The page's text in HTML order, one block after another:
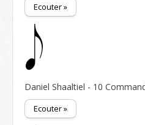
Ecouter »
Daniel Shaaltiel - 10
Ecouter »